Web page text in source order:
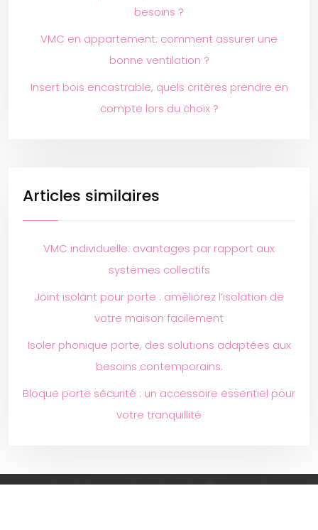
besoins ?
VMC en appartement: comment assurer une
bonne ventilation ?
Insert bois encastrable, quels critères prendre en
compte lors du choix ?
Articles similaires
VMC individuelle: avantages par rapport aux
systèmes collectifs
Joint isolant pour porte : améliorez l’isolation de
votre maison facilement
Isoler phonique porte, des solutions adaptées aux
besoins contemporains.
Bloque porte sécurité : un accessoire essentiel pour
votre tranquillité